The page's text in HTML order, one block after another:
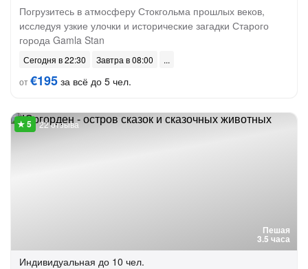
Погрузитесь в атмосферу Стокгольма прошлых веков,
исследуя узкие улочки и исторические загадки Старого
города Gamla Stan
Сегодня в 22:30
Завтра в 08:00
от€195 за всё до 5 чел.
Пешая
3.5 часа
22 отзыва
Индивидуальная до 10 чел.